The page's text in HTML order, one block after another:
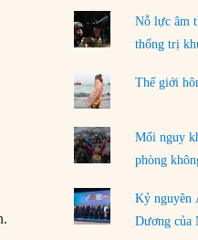
Làm thế nào để kết
Chiến lược kế tiếp
Trật tự thế giới mới:
30/07/2026
Tập tìm cách chôn
Nỗ lực âm
thống trị
Thế giới
Mối nguy
phòng
Kỷ nguyên
Dương của